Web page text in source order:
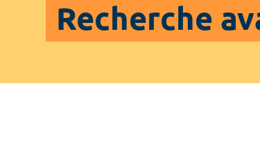
Recherche